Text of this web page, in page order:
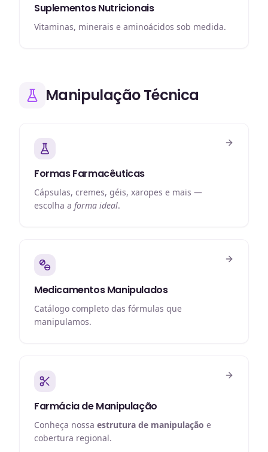
Suplementos Nutricionais
Vitaminas, minerais e aminoácidos sob medida.
Manipulação Técnica
Formas Farmacêuticas
Cápsulas, cremes, géis, xaropes e mais —
escolha a forma ideal.
Medicamentos Manipulados
Catálogo completo das fórmulas que
manipulamos.
Farmácia de Manipulação
Conheça nossa estrutura de manipulação e
cobertura regional.